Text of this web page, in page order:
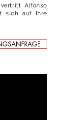
Alfonso
sich auf Ihre